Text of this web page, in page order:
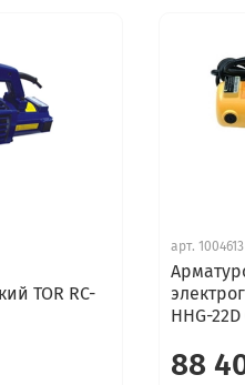
TOR RC-
арт.1004613
HHG-
88